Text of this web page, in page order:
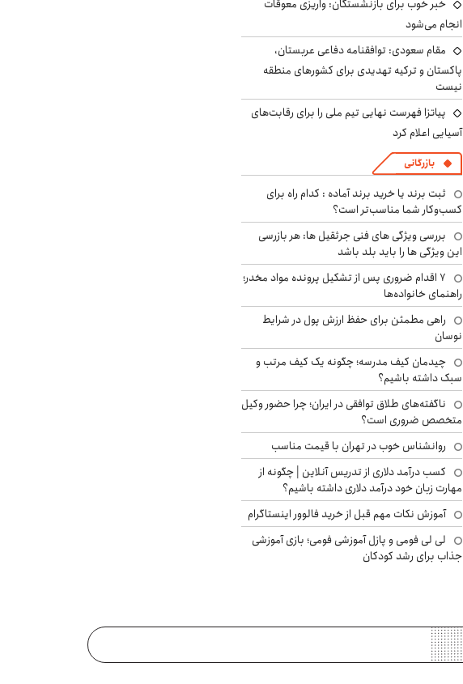
خبر خوب برای بازنشستگان: واریزی معوقات
انجام می‌شود
مقام سعودی: توافقنامه دفاعی عربستان،
پاکستان و ترکیه تهدیدی برای کشورهای منطقه
نیست
پیاتزا فهرست نهایی تیم ملی را برای رقابت‌های
آسیایی اعلام کرد
بازرگانی
ثبت برند یا خرید برند آماده : کدام راه برای
کسب‌وکار شما مناسب‌تر است؟
بررسی ویژگی های فنی جرثقیل ها: هر بازرسی
این ویژگی ها را باید بلد باشد
۷ اقدام ضروری پس از تشکیل پرونده مواد مخدر؛
راهنمای خانواده‌ها
راهی مطمئن برای حفظ ارزش پول در شرایط
نوسان
چیدمان کیف مدرسه؛ چگونه یک کیف مرتب و
سبک داشته باشیم؟
ناگفته‌های طلاق توافقی در ایران؛ چرا حضور وکیل
متخصص ضروری است؟
روانشناس خوب در تهران با قیمت مناسب
کسب درآمد دلاری از تدریس آنلاین | چگونه از
مهارت زبان خود درآمد دلاری داشته باشیم؟
آموزش نکات مهم قبل از خرید فالوور اینستاگرام
لی لی فومی و پازل آموزشی فومی؛ بازی آموزشی
جذاب برای رشد کودکان